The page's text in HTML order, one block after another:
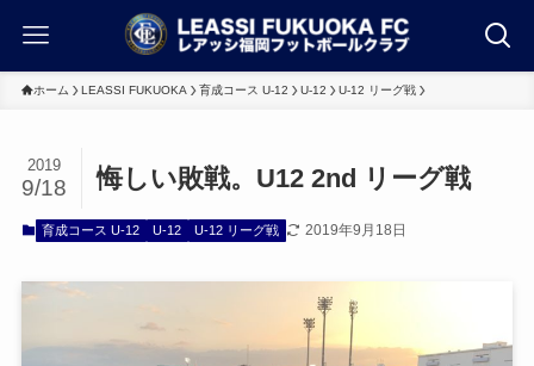
ホーム LEASSI FUKUOKA 育成コース U-12 U-12 U-12 リーグ戦
悔しい敗戦。U12 2nd リーグ戦
2019
9/18
育成コース U-12 U-12 U-12 リーグ戦 2019年9月18日